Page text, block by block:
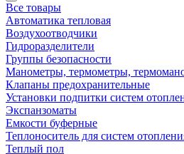
Все товары
Автоматика тепловая
Воздухоотводчики
Гидроразделители
Группы безопасности
Манометры, термометры,
Клапаны предохранительные
Установки подпитки систем
Экспанзоматы
Емкости буферные
Теплоноситель для систем
Теплый пол